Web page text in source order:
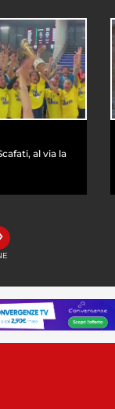
al via la